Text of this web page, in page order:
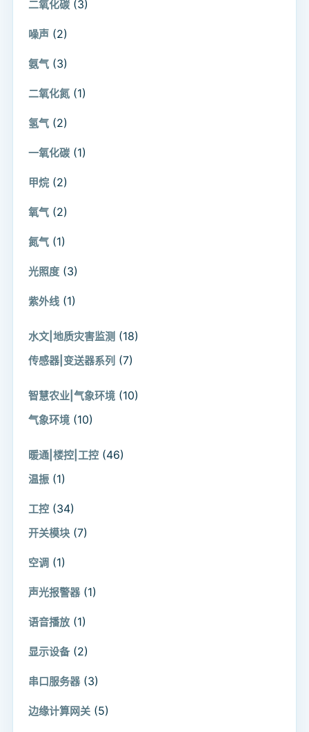
二氧化碳 (3)
噪声 (2)
氨气 (3)
二氧化氮 (1)
氢气 (2)
一氧化碳 (1)
甲烷 (2)
氧气 (2)
氮气 (1)
光照度 (3)
紫外线 (1)
水文|地质灾害监测 (18)
传感器|变送器系列 (7)
智慧农业|气象环境 (10)
气象环境 (10)
暖通|楼控|工控 (46)
温振 (1)
工控 (34)
开关模块 (7)
空调 (1)
声光报警器 (1)
语音播放 (1)
显示设备 (2)
串口服务器 (3)
边缘计算网关 (5)